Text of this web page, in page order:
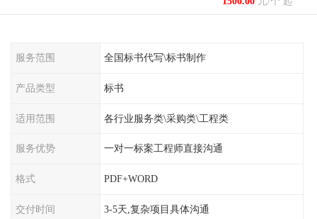
服务范围 全国标书代写\标书制作
产品类型 标书
适用范围 各行业服务类\采购类\工程类
服务优势 一对一标案工程师直接沟通
格式 PDF+WORD
交付时间 3-5天,复杂项目具体沟通